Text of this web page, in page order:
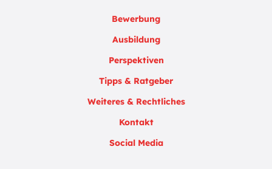
Bewerbung
Ausbildung
Perspektiven
Tipps & Ratgeber
Weiteres & Rechtliches
Kontakt
Social Media